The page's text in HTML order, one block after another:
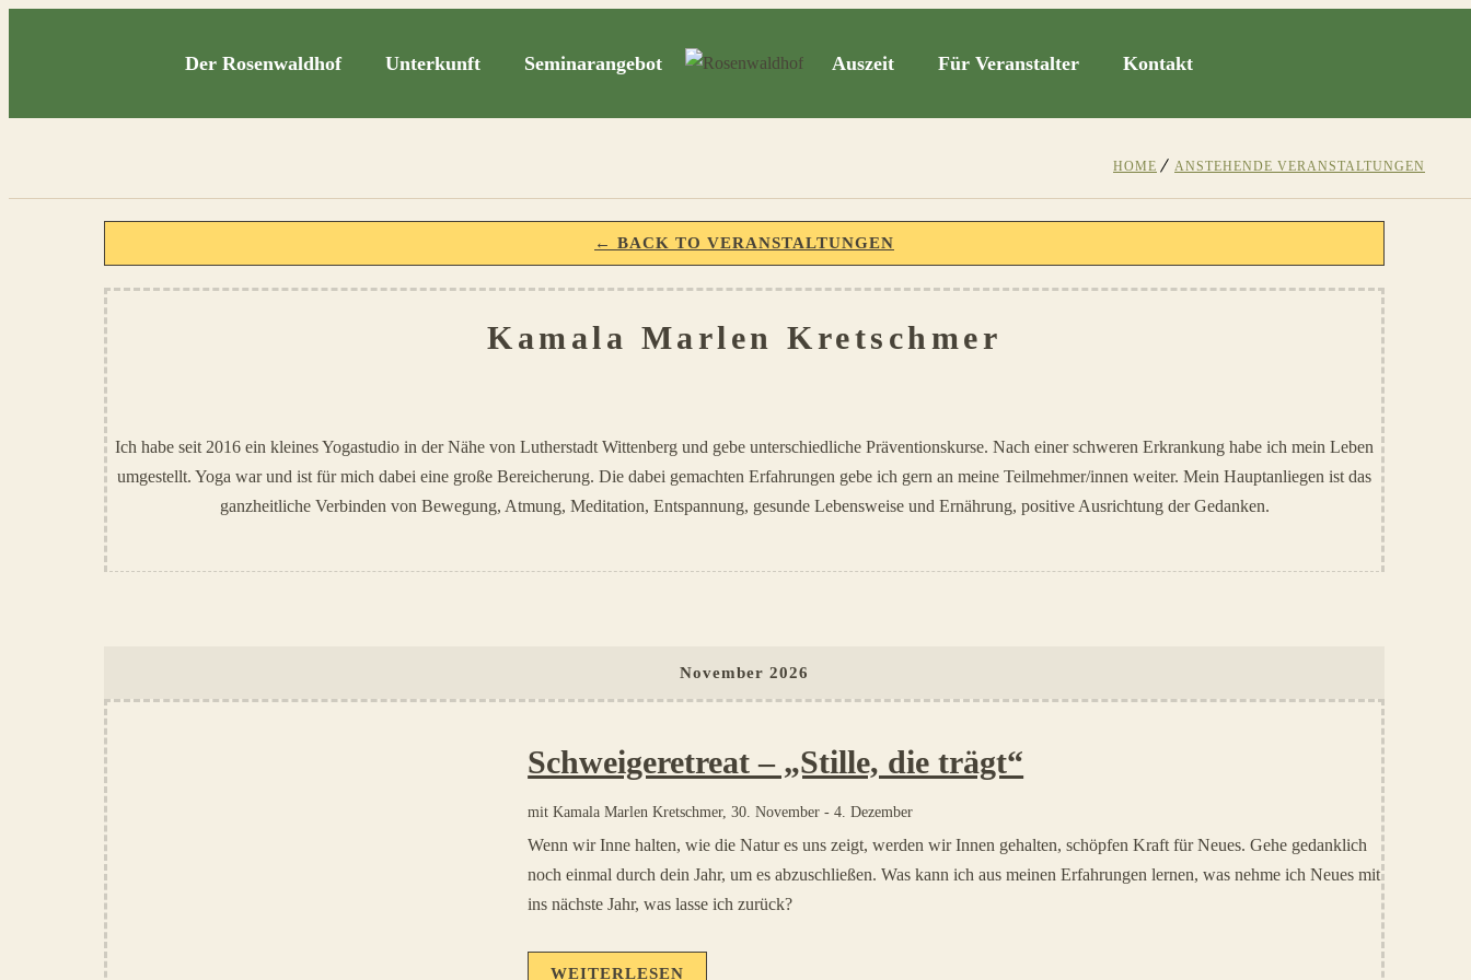
Der Rosenwaldhof Unterkunft Seminarangebot Auszeit Für Veranstalter Kontakt
HOME ANSTEHENDE VERANSTALTUNGEN
← BACK TO VERANSTALTUNGEN
Kamala Marlen Kretschmer
Ich habe seit 2016 ein kleines Yogastudio in der Nähe von Lutherstadt Wittenberg und gebe unterschiedliche Präventionskurse. Nach einer schweren Erkrankung habe ich mein Leben
umgestellt. Yoga war und ist für mich dabei eine große Bereicherung. Die dabei gemachten Erfahrungen gebe ich gern an meine Teilmehmer/innen weiter. Mein Hauptanliegen ist das
ganzheitliche Verbinden von Bewegung, Atmung, Meditation, Entspannung, gesunde Lebensweise und Ernährung, positive Ausrichtung der Gedanken.
November 2026
Schweigeretreat – „Stille, die trägt“
mitKamala Marlen Kretschmer, 30. November -4. Dezember
Wenn wir Inne halten, wie die Natur es uns zeigt, werden wir Innen gehalten, schöpfen Kraft für Neues. Gehe gedanklich
noch einmal durch dein Jahr, um es abzuschließen. Was kann ich aus meinen Erfahrungen lernen, was nehme ich Neues mit
ins nächste Jahr, was lasse ich zurück?
WEITERLESEN